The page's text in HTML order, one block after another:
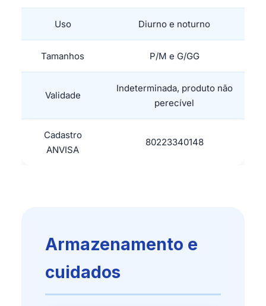
Uso Diurno e noturno
Tamanhos P/M e G/GG
Validade
Indeterminada, produto não
perecível
Cadastro
ANVISA
80223340148
Armazenamento e
cuidados